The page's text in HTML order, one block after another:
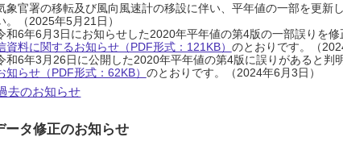
象官署の移転及び風向風速計の移設に伴い、平年値の一部を更新
。（2025年5月21日）
和6年6月3日にお知らせした2020年平年値の第4版の一部誤りを
資料に関するお知らせ（PDF形式：121KB） のとおりです。（
和6年3月26日に公開した2020年平年値の第4版に誤りがあると
知らせ（PDF形式：62KB） のとおりです。（2024年6月3日）
去のお知らせ
ータ修正のお知らせ